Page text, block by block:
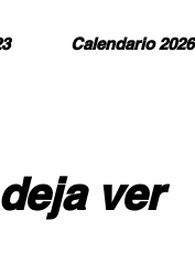
Calendario 2026
ver